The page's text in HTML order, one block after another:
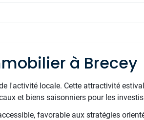
à Brecey
l'activité locale. Cette attractivité
et biens saisonniers pour les
favorable aux stratégies